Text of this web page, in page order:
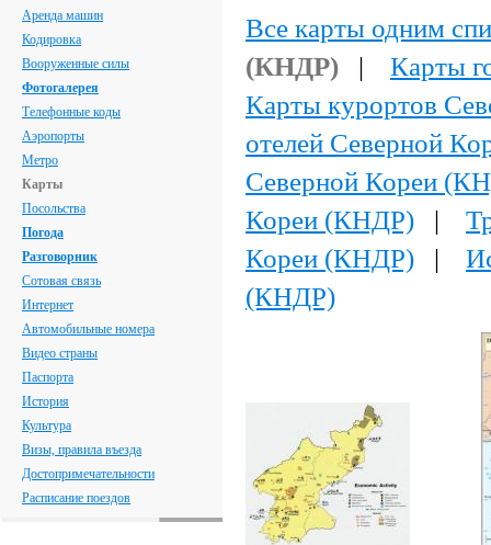
Аренда машин
Кодировка
Вооруженные силы
Фотогалерея
Телефонные коды
Аэропорты
Метро
Карты
Посольства
Погода
Разговорник
Сотовая связь
Интернет
Автомобильные номера
Видео страны
Паспорта
История
Культура
Визы, правила въезда
Достопримечательности
Расписание поездов
Все карты одним
(КНДР) | Карты
Карты курортов
отелей Северной
Северной Кореи
Кореи (КНДР) |
Кореи (КНДР) |
(КНДР)